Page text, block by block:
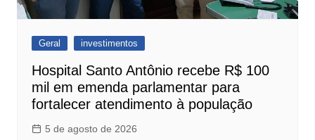
Geral investimentos
Hospital Santo Antônio recebe R$ 100
mil em emenda parlamentar para
fortalecer atendimento à população
5 de agosto de 2026